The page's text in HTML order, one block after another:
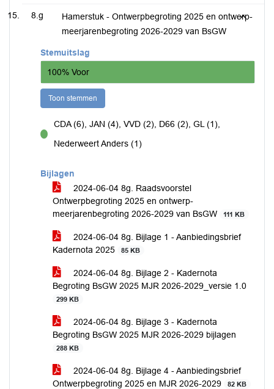
8.g
Hamerstuk - Ontwerpbegroting 2025 en ontwerp-
meerjarenbegroting 2026-2029 van BsGW
Stemuitslag
100% Voor
Toon stemmen
voor
CDA (6), JAN (4), VVD (2), D66 (2), GL (1),
Nederweert Anders (1)
Bijlagen
2024-06-04 8g. Raadsvoorstel
Ontwerpbegroting 2025 en ontwerp-
meerjarenbegroting 2026-2029 van BsGW
111 KB
2024-06-04 8g. Bijlage 1 - Aanbiedingsbrief
Kadernota 2025
85 KB
2024-06-04 8g. Bijlage 2 - Kadernota
Begroting BsGW 2025 MJR 2026-2029_versie 1.0
299 KB
2024-06-04 8g. Bijlage 3 - Kadernota
Begroting BsGW 2025 MJR 2026-2029 bijlagen
288 KB
2024-06-04 8g. Bijlage 4 - Aanbiedingsbrief
Ontwerpbegroting 2025 en MJR 2026-2029
82 KB